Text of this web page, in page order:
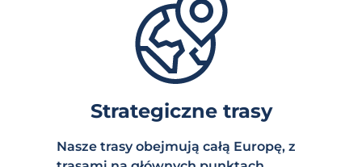
Strategiczne trasy
Nasze trasy obejmują całą Europę, z